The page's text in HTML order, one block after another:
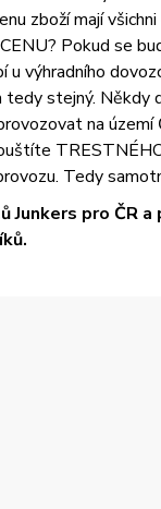
zboží mají
Pokud se
u výhradního
stejný. Někdy
na
Tedy
Junkers pro